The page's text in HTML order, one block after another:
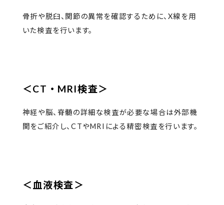
骨折や脱臼、関節の異常を確認するために、X線を用
いた検査を行います。
＜CT・MRI検査＞
神経や脳、脊髄の詳細な検査が必要な場合は外部機
関をご紹介し、CTやMRIによる精密検査を行います。
＜血液検査＞